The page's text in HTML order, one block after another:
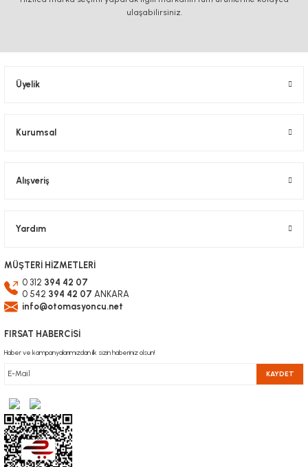
ulaşabilirsiniz.
Üyelik
Kurumsal
Alışveriş
Yardım
MÜŞTERİ HİZMETLERİ
0 312 394 42 07
0 542 394 42 07 ANKARA
info@otomasyoncu.net
FIRSAT HABERCİSİ
Haber ve kampanyalarımızdan ilk sizin haberiniz olsun!
KAYDET